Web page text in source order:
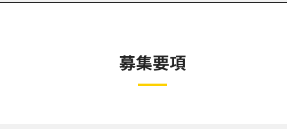
募集要項